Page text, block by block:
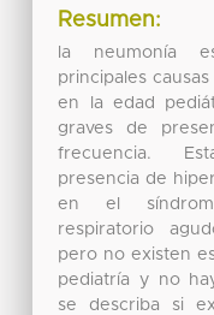
Resumen:
la neumonía
principales
en la edad
graves de
frecuencia.
presencia de
en el
respiratorio
pero no existen
pediatría y no
se describa si